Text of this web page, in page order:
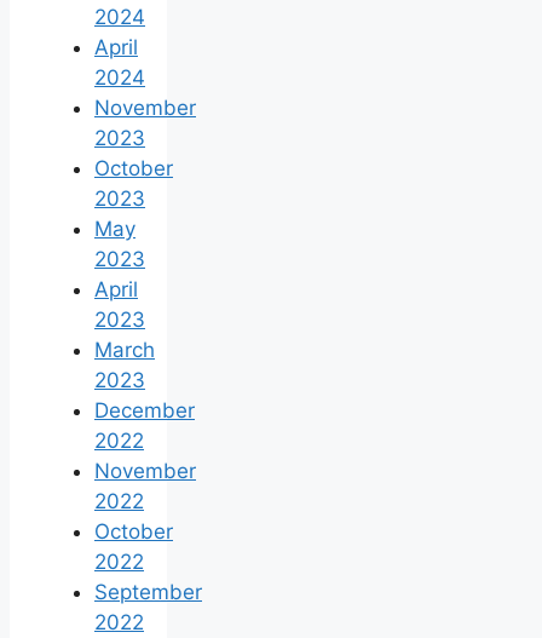
2024
April
2024
November
2023
October
2023
May
2023
April
2023
March
2023
December
2022
November
2022
October
2022
September
2022